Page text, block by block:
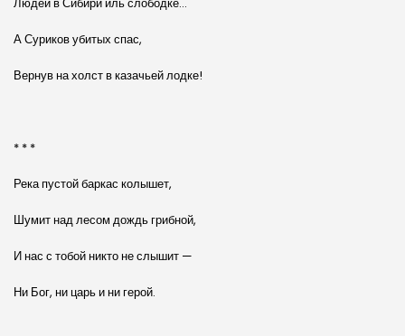
А Суриков убитых спас,
Вернув на холст в казачьей лодке!
* * *
Река пустой баркас колышет,
Шумит над лесом дождь грибной,
И нас с тобой никто не слышит —
Ни Бог, ни царь и ни герой.